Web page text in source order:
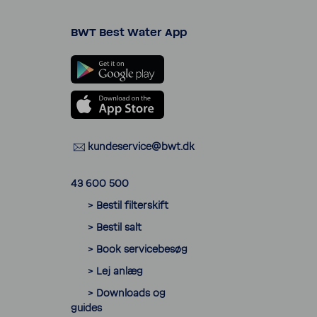
BWT Best Water App
kunde­ser­vice@bwt.dk
43 600 500
> Bestil filter­skift
> Bestil salt
> Book servicebesøg
> Lej anlæg
> Down­loads og
guides